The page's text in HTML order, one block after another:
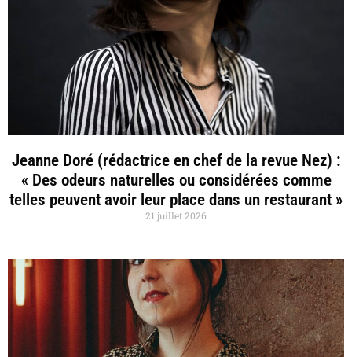
Jeanne Doré (rédactrice en chef de la revue Nez) :
« Des odeurs naturelles ou considérées comme
telles peuvent avoir leur place dans un restaurant »
21 juillet 2026